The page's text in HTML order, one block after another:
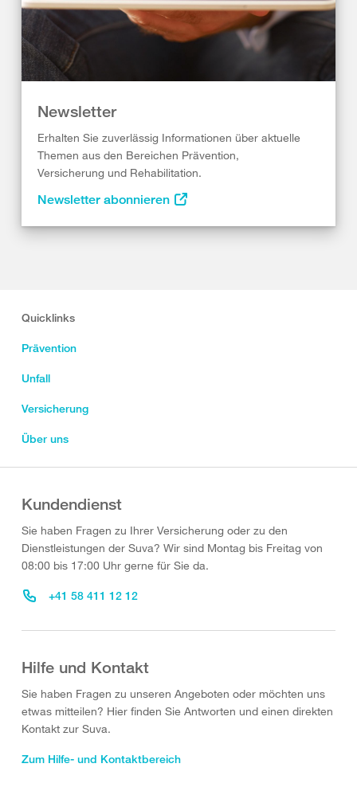
Newsletter
Erhalten Sie zuverlässig Informationen über aktuelle
Themen aus den Bereichen Prävention,
Versicherung und Rehabilitation.
Newsletter abonnieren
Quicklinks
Prävention
Unfall
Versicherung
Über uns
Kundendienst
Sie haben Fragen zu Ihrer Versicherung oder zu den
Dienstleistungen der Suva? Wir sind Montag bis Freitag von
08:00 bis 17:00 Uhr gerne für Sie da.
+41 58 411 12 12
Hilfe und Kontakt
Sie haben Fragen zu unseren Angeboten oder möchten uns
etwas mitteilen? Hier finden Sie Antworten und einen direkten
Kontakt zur Suva.
Zum Hilfe- und Kontaktbereich